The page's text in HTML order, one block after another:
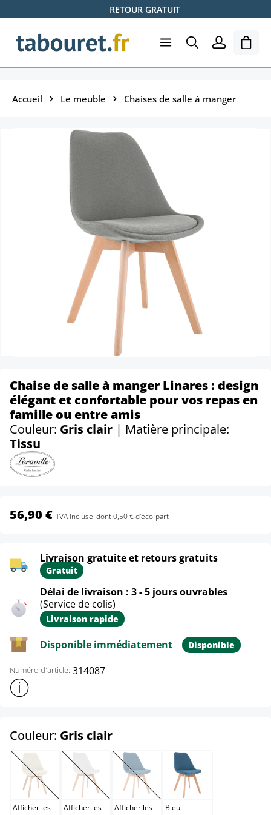
Passer au contenu principalRETOUR GRATUIT
Le
Accueil Le meuble Chaises de salle à manger
Chaise de salle à manger Linares : design
élégant et confortable pour vos repas en
famille ou entre amis
Couleur: Gris clair | Matière principale:
Tissu
56,90 € TVA incluse dont 0,50 €d'éco-part
Livraison gratuite et retours gratuits
Gratuit
Délai de livraison : 3 - 5 jours ouvrables
(Service de colis)
Livraison rapide
Disponible immédiatement Disponible
Numéro d'article: 314087
Afficher plus d'informations sur le produit
Couleur: Gris clairselect
Beige
(Cette option n'est pas disponible pour le moment.)
Afficher les
Blanc
(Cette option n'est pas disponible pour le moment.)
Afficher les
Blanc / Blanc
(Cette option n'est pas disponible
Afficher les
Bleu
Bleu